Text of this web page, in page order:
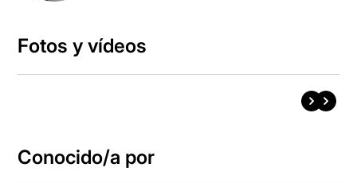
Fotos y vídeos
Conocido/a por